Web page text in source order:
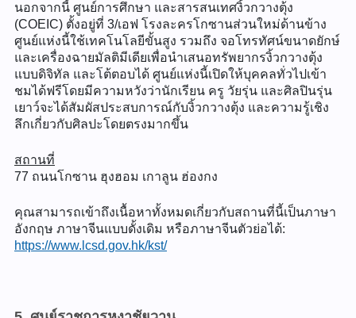
นอกจากนี้ ศูนย์การศึกษา และสารสนเทศงิ้วกวางตุ้ง
(COEIC) ตั้งอยู่ที่ 3/เอฟ โรงละครโกซานส่วนใหม่ด้านข้าง
ศูนย์แห่งนี้ใช้เทคโนโลยีขั้นสูง รวมถึง จอโทรทัศน์ขนาดยักษ์
และเครื่องฉายมัลติมีเดียเพื่อนำเสนอทรัพยากรงิ้วกวางตุ้ง
แบบดิจิทัล และโต้ตอบได้ ศูนย์แห่งนี้เปิดให้บุคคลทั่วไปเข้า
ชมได้ฟรีโดยมีความหวังว่านักเรียน ครู วัยรุ่น และศิลปินรุ่น
เยาว์จะได้สัมผัสประสบการณ์กับงิ้วกวางตุ้ง และความรู้เชิง
ลึกเกี่ยวกับศิลปะโดยตรงมากขึ้น
สถานที่
77 ถนนโกซาน ฮุงฮอม เกาลูน ฮ่องกง
คุณสามารถเข้าถึงเนื้อหาทั้งหมดเกี่ยวกับสถานที่นี้เป็นภาษา
อังกฤษ ภาษาจีนแบบดั้งเดิม หรือภาษาจีนตัวย่อได้:
https://www.lcsd.gov.hk/kst/